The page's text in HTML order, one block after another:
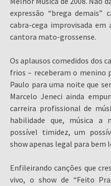
expressão “brega demais”
cabra-cega improvisada
cantora mato-grossense.
Os aplausos comedidos dos
frios – receberam o menino
Paulo para uma noite que
Marcelo Jeneci ainda
carreira profissional de
habilidade que, música a
possível timidez, um
show apenas legal para bem
Enfileirando canções que
vivo, o show de “Feito